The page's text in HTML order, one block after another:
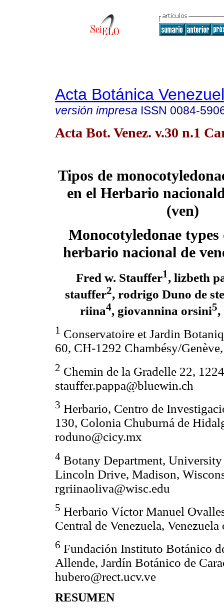
Acta Botánica
versión impresa ISSN 0084-
Acta Bot. Venez. v.30 n.1
Tipos de
en el Herbario
(ven)
Monocotyledonae
herbario nacional de
Fred w. Stauffer1, lizbeth
stauffer2, rodrigo Duno de
riina4, giovannina orsini5,
1 Conservatoire et Jardin
60, CH-1292 Chambésy/
2 Chemin de la Gradelle 22,
stauffer.pappa@bluewin.ch
3 Herbario, Centro de
130, Colonia Chuburná de
roduno@cicy.mx
4 Botany Department,
Lincoln Drive, Madison,
rgriinaoliva@wisc.edu
5 Herbario Víctor Manuel
Central de Venezuela,
6 Fundación Instituto Botánico
Allende, Jardín Botánico de
hubero@rect.ucv.ve
RESUMEN